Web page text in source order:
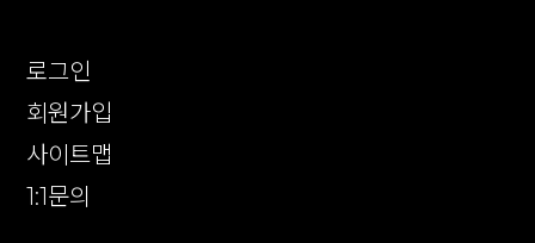
로그인
회원가입
사이트맵
1:1문의